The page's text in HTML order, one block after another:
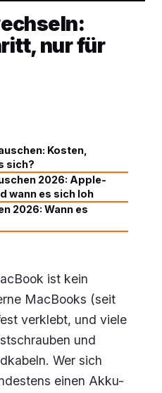
nur für
Kosten,
sich?
2026: Apple-
wann es sich loh
2026: Wann es
ist kein
MacBooks (seit
verklebt, und viele
und
Wer sich
einen Akku-